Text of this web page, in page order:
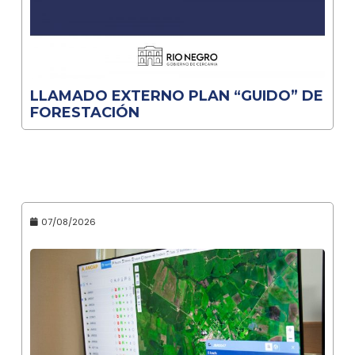
LLAMADO EXTERNO PLAN “GUIDO” DE
FORESTACIÓN
07/08/2026